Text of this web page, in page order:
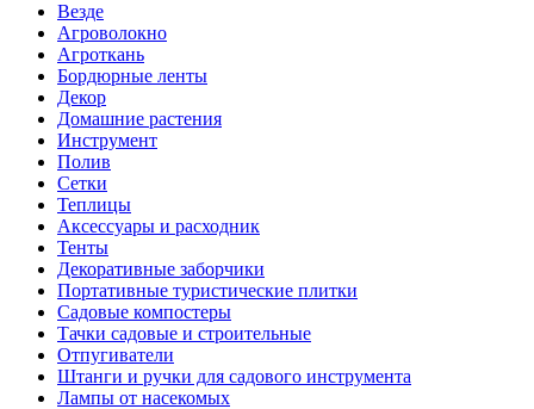
Везде
Агроволокно
Агроткань
Бордюрные ленты
Декор
Домашние растения
Инструмент
Полив
Сетки
Теплицы
Аксессуары и расходник
Тенты
Декоративные заборчики
Портативные туристические плитки
Садовые компостеры
Тачки садовые и строительные
Отпугиватели
Штанги и ручки для садового инструмента
Лампы от насекомых